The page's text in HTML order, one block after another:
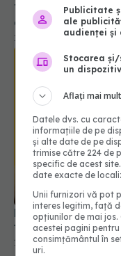
Tratamentul care
cancer pancreatic
18 apr 2026, 13:09
Medicamentul
toxinele asociate
18 iun 2026, 17:37
Publicitate
ale
audienței și
Stocarea
un dispozitiv
Aflați mai
Datele dvs. cu
informațiile de pe
și alte date de pe
trimise către 224 de
specific de acest
date exacte de
Unii furnizori vă pot
interes legitim, față
opțiunilor de mai jos.
acestei pagini
consimțământul în
uri.